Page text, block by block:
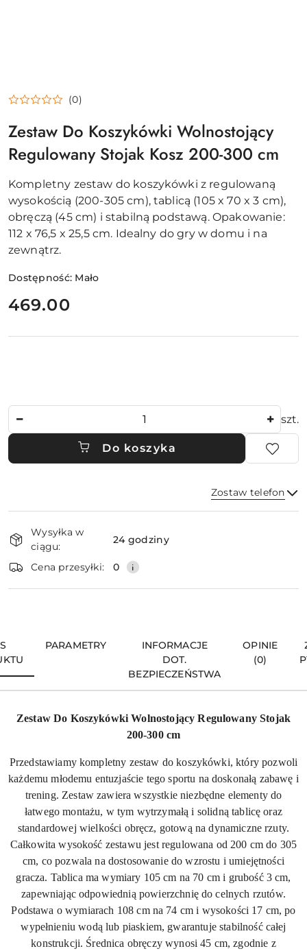
(0)
Zestaw Do Koszykówki Wolnostojący
Regulowany Stojak Kosz 200-300 cm
Kompletny zestaw do koszykówki z regulowaną
wysokością (200-305 cm), tablicą (105 x 70 x 3 cm),
obręczą (45 cm) i stabilną podstawą. Opakowanie:
112 x 76,5 x 25,5 cm. Idealny do gry w domu i na
zewnątrz.
Dostępność: Mało
cena:
469.00
szt.
Do koszyka
Zostaw telefon
i
dostawa
Wysyłka w
ciągu:
24 godziny
Cena przesyłki: 0
PARAMETRY
INFORMACJE
DOT.
BEZPIECZEŃSTWA
OPINIE
(0)
Zestaw Do Koszykówki Wolnostojący Regulowany Stojak
200-300 cm
Przedstawiamy kompletny zestaw do koszykówki, który pozwoli
każdemu młodemu entuzjaście tego sportu na doskonałą zabawę i
trening. Zestaw zawiera wszystkie niezbędne elementy do
łatwego montażu, w tym wytrzymałą i solidną tablicę oraz
standardowej wielkości obręcz, gotową na dynamiczne rzuty.
Całkowita wysokość zestawu jest regulowana od 200 cm do 305
cm, co pozwala na dostosowanie do wzrostu i umiejętności
gracza. Tablica ma wymiary 105 cm na 70 cm i grubość 3 cm,
zapewniając odpowiednią powierzchnię do celnych rzutów.
Podstawa o wymiarach 108 cm na 74 cm i wysokości 17 cm, po
wypełnieniu wodą lub piaskiem, gwarantuje stabilność całej
konstrukcji. Średnica obręczy wynosi 45 cm, zgodnie z